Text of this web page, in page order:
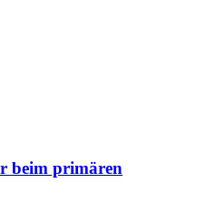
beim primären